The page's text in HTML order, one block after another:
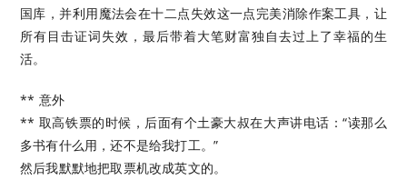
国库，并利用魔法会在十二点失效这一点完美消除作案工具，让
所有目击证词失效，最后带着大笔财富独自去过上了幸福的生
活。
** 意外
** 取高铁票的时候，后面有个土豪大叔在大声讲电话：“读那么
多书有什么用，还不是给我打工。”
然后我默默地把取票机改成英文的。